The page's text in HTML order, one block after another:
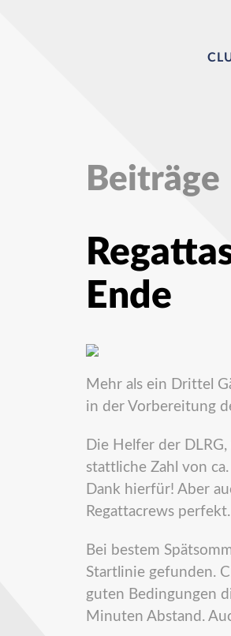
Beiträge
Ende
Mehr als ein Drittel
in der Vorbereitung
Die Helfer der
stattliche Zahl von
Dank hierfür! Aber
Regattacrews
Bei bestem
Startlinie gefunden.
guten Bedingungen
Minuten Abstand.